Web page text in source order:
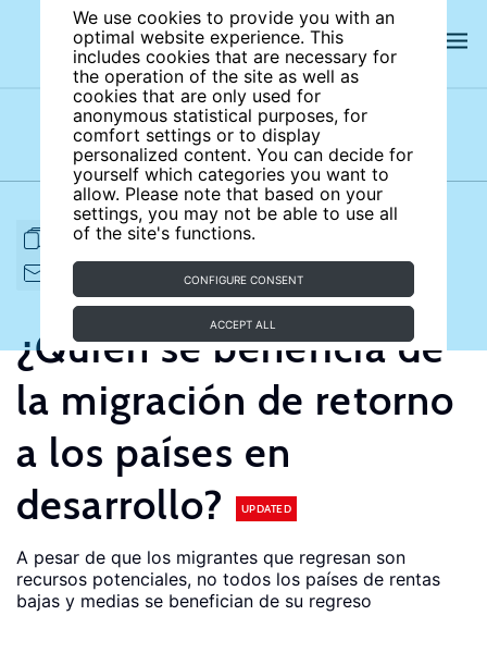
We use cookies to provide you with an
optimal website experience. This
includes cookies that are necessary for
the operation of the site as well as
cookies that are only used for
anonymous statistical purposes, for
comfort settings or to display
personalized content. You can decide for
yourself which categories you want to
allow. Please note that based on your
settings, you may not be able to use all
of the site's functions.
CONFIGURE CONSENT
ACCEPT ALL
Subject areas Authors
FULL ARTICLE PRINT
DOWNLOAD
¿Quién se beneficia de
la migración de retorno
a los países en
desarrollo?
UPDATED
A pesar de que los migrantes que regresan son
recursos potenciales, no todos los países de rentas
bajas y medias se benefician de su regreso